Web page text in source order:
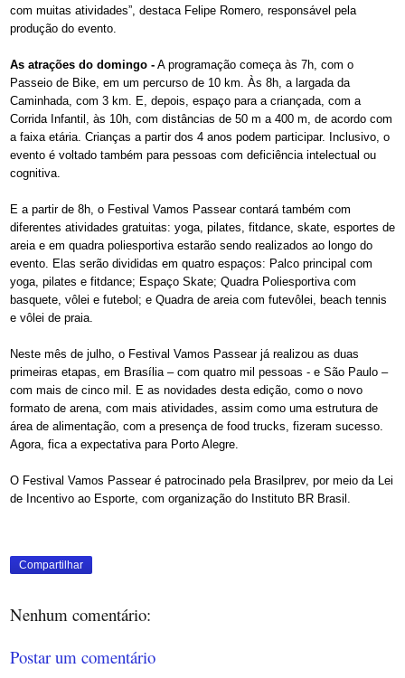
com muitas atividades”, destaca Felipe Romero, responsável pela
produção do evento.
As atrações do domingo - A programação começa às 7h, com o
Passeio de Bike, em um percurso de 10 km. Às 8h, a largada da
Caminhada, com 3 km. E, depois, espaço para a criançada, com a
Corrida Infantil, às 10h, com distâncias de 50 m a 400 m, de acordo com
a faixa etária. Crianças a partir dos 4 anos podem participar. Inclusivo, o
evento é voltado também para pessoas com deficiência intelectual ou
cognitiva.
E a partir de 8h, o Festival Vamos Passear contará também com
diferentes atividades gratuitas: yoga, pilates, fitdance, skate, esportes de
areia e em quadra poliesportiva estarão sendo realizados ao longo do
evento. Elas serão divididas em quatro espaços: Palco principal com
yoga, pilates e fitdance; Espaço Skate; Quadra Poliesportiva com
basquete, vôlei e futebol; e Quadra de areia com futevôlei, beach tennis
e vôlei de praia.
Neste mês de julho, o Festival Vamos Passear já realizou as duas
primeiras etapas, em Brasília – com quatro mil pessoas - e São Paulo –
com mais de cinco mil. E as novidades desta edição, como o novo
formato de arena, com mais atividades, assim como uma estrutura de
área de alimentação, com a presença de food trucks, fizeram sucesso.
Agora, fica a expectativa para Porto Alegre.
O Festival Vamos Passear é patrocinado pela Brasilprev, por meio da Lei
de Incentivo ao Esporte, com organização do Instituto BR Brasil.
Compartilhar
Nenhum comentário:
Postar um comentário